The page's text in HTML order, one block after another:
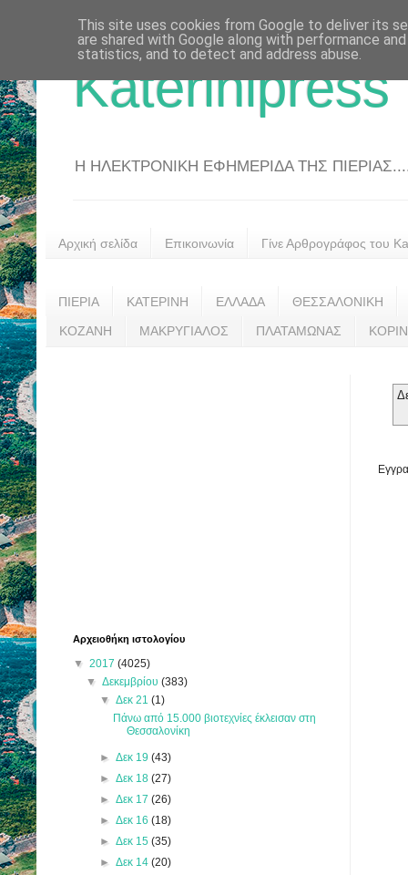
Katerinipress
Η ΗΛΕΚΤΡΟΝΙΚΗ ΕΦΗΜΕΡΙΔΑ ΤΗΣ
Αρχική σελίδα Επικοινωνία Γίνε Αρθρογράφος του
ΠΙΕΡΙΑ ΚΑΤΕΡΙΝΗ ΕΛΛΑΔΑ ΘΕΣΣΑΛΟΝΙΚΗ
ΚΟΖΑΝΗ ΜΑΚΡΥΓΙΑΛΟΣ ΠΛΑΤΑΜΩΝΑΣ
Αρχειοθήκη ιστολογίου
▼ 2017 (4025)
▼Δεκεμβρίου(383)
▼ Δεκ 21 (1)
Πάνω από 15.000 βιοτεχνίες έκλεισαν στη
Θεσσαλονίκη
► Δεκ 19 (43)
► Δεκ 18 (27)
► Δεκ 17 (26)
► Δεκ 16 (18)
► Δεκ 15 (35)
► Δεκ 14 (20)
This site uses cookies from Google to deliver its
are shared with Google along with performance
statistics, and to detect and address abuse.